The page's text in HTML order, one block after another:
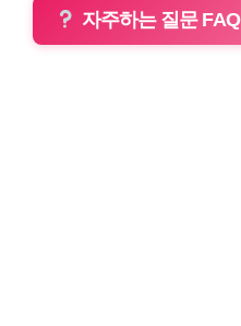
자주하는 질문 FAQ